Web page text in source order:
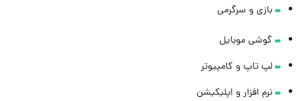
بازی و سرگرمی
گوشی موبایل
لپ تاپ و کامپیوتر
نرم افزار و اپلیکیشن